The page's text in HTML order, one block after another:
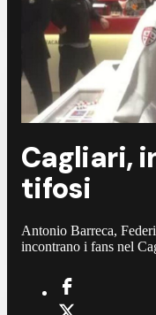
Cagliari,
tifosi
Antonio Barreca,
incontrano i fans nel